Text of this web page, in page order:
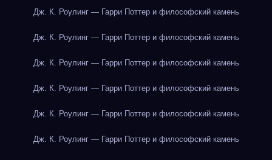
Дж. К. Роулинг — Гарри Поттер и философский камень
Дж. К. Роулинг — Гарри Поттер и философский камень
Дж. К. Роулинг — Гарри Поттер и философский камень
Дж. К. Роулинг — Гарри Поттер и философский камень
Дж. К. Роулинг — Гарри Поттер и философский камень
Дж. К. Роулинг — Гарри Поттер и философский камень